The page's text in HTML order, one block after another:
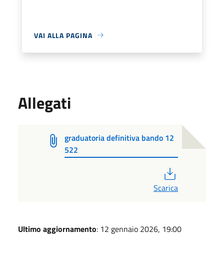
VAI ALLA PAGINA
Allegati
graduatoria definitiva bando 12
522
Scarica
Ultimo aggiornamento: 12 gennaio 2026, 19:00